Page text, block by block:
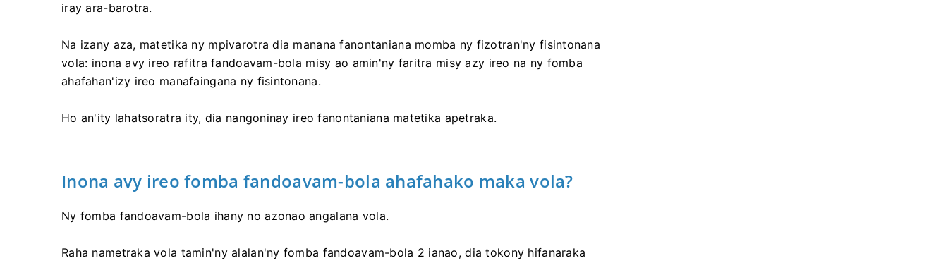
iray ara-barotra.
Na izany aza, matetika ny mpivarotra dia manana fanontaniana momba ny fizotran'ny fisintonana
vola: inona avy ireo rafitra fandoavam-bola misy ao amin'ny faritra misy azy ireo na ny fomba
ahafahan'izy ireo manafaingana ny fisintonana.
Ho an'ity lahatsoratra ity, dia nangoninay ireo fanontaniana matetika apetraka.
Inona avy ireo fomba fandoavam-bola ahafahako maka vola?
Ny fomba fandoavam-bola ihany no azonao angalana vola.
Raha nametraka vola tamin'ny alalan'ny fomba fandoavam-bola 2 ianao, dia tokony hifanaraka